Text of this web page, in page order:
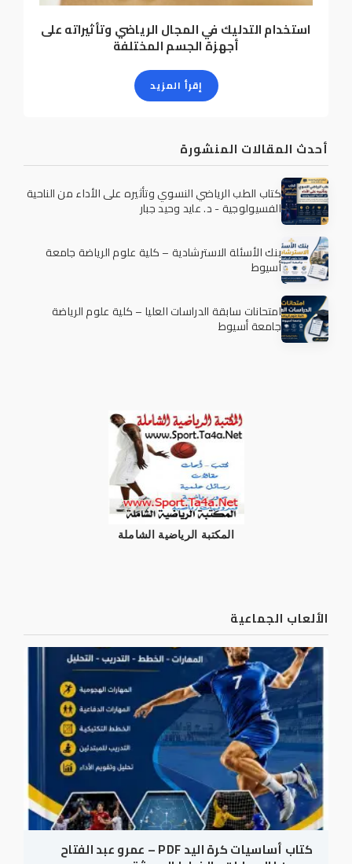
استخدام التدليك في المجال الرياضي وتأثيراته على
أجهزة الجسم المختلفة
إقرأ المزيد
أحدث المقالات المنشورة
كتاب الطب الرياضي النسوي وتأثيره على الأداء من الناحية
الفسيولوجية - د. عايد وحيد جبار
بنك الأسئلة الاسترشادية – كلية علوم الرياضة جامعة
أسيوط
امتحانات سابقة الدراسات العليا – كلية علوم الرياضة
جامعة أسيوط
المكتبة الرياضية الشاملة
الألعاب الجماعية
كتاب أساسيات كرة اليد PDF – عمرو عبد الفتاح